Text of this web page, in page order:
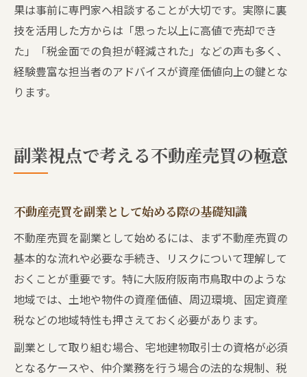
果は事前に専門家へ相談することが大切です。実際に裏
技を活用した方からは「思った以上に高値で売却でき
た」「税金面での負担が軽減された」などの声も多く、
経験豊富な担当者のアドバイスが資産価値向上の鍵とな
ります。
副業視点で考える不動産売買の極意
不動産売買を副業として始める際の基礎知識
不動産売買を副業として始めるには、まず不動産売買の
基本的な流れや必要な手続き、リスクについて理解して
おくことが重要です。特に大阪府阪南市鳥取中のような
地域では、土地や物件の資産価値、周辺環境、固定資産
税などの地域特性も押さえておく必要があります。
副業として取り組む場合、宅地建物取引士の資格が必須
となるケースや、仲介業務を行う場合の法的な規制、税